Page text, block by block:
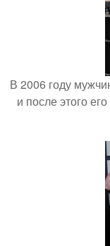
В 2006 году
и после этого